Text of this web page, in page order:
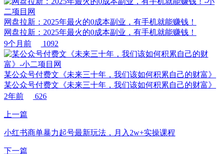
网盘拉新：2025年最火的0成本副业，有手机就能赚钱！
网盘拉新：2025年最火的0成本副业，有手机就能赚钱！
9个月前
1092
某公众号付费文《未来三十年，我们该如何积累自己的财富》
某公众号付费文《未来三十年，我们该如何积累自己的财富》
2年前
626
上一篇
小红书商单暴力起号最新玩法，月入2w+实操课程
下一篇